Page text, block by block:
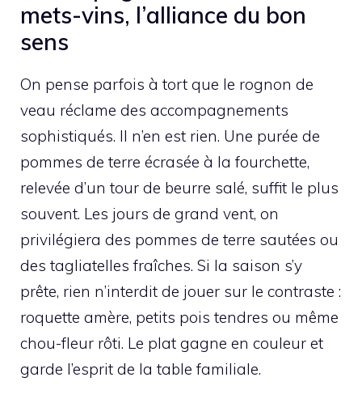
mets-vins, l’alliance du bon
sens
On pense parfois à tort que le rognon de
veau réclame des accompagnements
sophistiqués. Il n’en est rien. Une purée de
pommes de terre écrasée à la fourchette,
relevée d’un tour de beurre salé, suffit le plus
souvent. Les jours de grand vent, on
privilégiera des pommes de terre sautées ou
des tagliatelles fraîches. Si la saison s’y
prête, rien n’interdit de jouer sur le contraste :
roquette amère, petits pois tendres ou même
chou-fleur rôti. Le plat gagne en couleur et
garde l’esprit de la table familiale.